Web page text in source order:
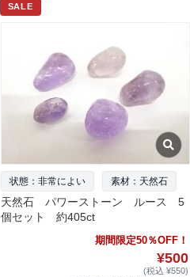
SALE
状態：非常によい 素材：天然石
天然石 パワーストーン ルース 5
個セット 約405ct
期間限定50％OFF！
¥500
(税込 ¥550)